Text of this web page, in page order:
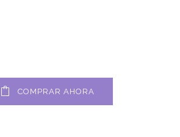
COMPRAR AHORA